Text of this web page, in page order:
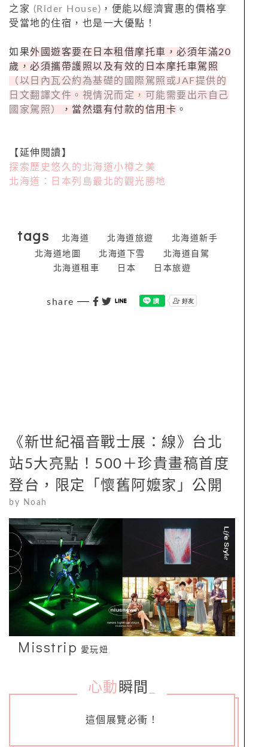
之家 (Rider House) ，便能以經濟實惠的價格享
受當地的住宿，也是一大優點！
如果外國遊客要在日本租借摩托車，必須年滿20
歲，必須攜帶護照以及有效的日本摩托車駕照
（以日內瓦公約為基礎的國際駕照或JAF提供的
日文翻譯文件。視情況而定，可能需要出示自己
國家駕照）
，當然還有付款的信用卡 。
【延伸閱讀】
探索歷史悠久的北海道小樽之美
北海道：日本列島最北的觀光勝地
tags 北海道 北海道旅遊
北海道新手
北海道地圖
北海道下雪
北海道自駕
北海道租車
日本 日本旅遊
share
《新世紀福音戰士展：線》台北
站5大亮點！500＋珍貴畫稿首度
登台，限定「懷舊阿嬤家」公開
by Noah
Misstrip 愛玩妞
心動 瞬間
這個展覽必衝！